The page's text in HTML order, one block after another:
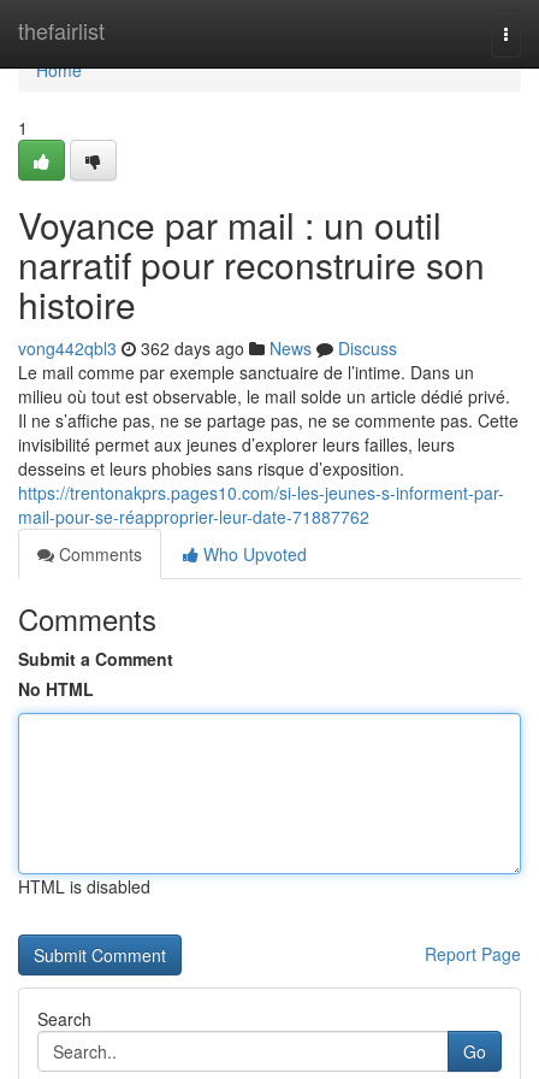
thefairlist
Home
Home
1
Voyance par mail : un outil
narratif pour reconstruire son
histoire
vong442qbl3 362 days ago News
Discuss
Le mail comme par exemple sanctuaire de l’intime. Dans un
milieu où tout est observable, le mail solde un article dédié privé.
Il ne s’affiche pas, ne se partage pas, ne se commente pas. Cette
invisibilité permet aux jeunes d’explorer leurs failles, leurs
desseins et leurs phobies sans risque d’exposition.
https://trentonakprs.pages10.com/si-les-jeunes-s-informent-par-
mail-pour-se-réapproprier-leur-date-71887762
Comments
Who Upvoted
Comments
Submit a Comment
No HTML
HTML is disabled
Report Page
Search
Go